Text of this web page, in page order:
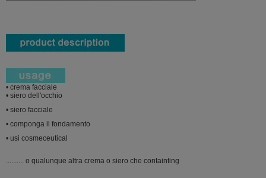
• crema facciale
• siero dell'occhio
• siero facciale
• componga il fondamento
• usi cosmeceutical
.......... o qualunque altra crema o siero che containting